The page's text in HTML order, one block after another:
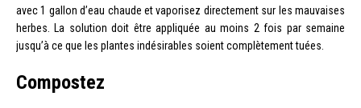
avec 1 gallon d’eau chaude et vaporisez directement sur les mauvaises
herbes. La solution doit être appliquée au moins 2 fois par semaine
jusqu’à ce que les plantes indésirables soient complètement tuées.
Compostez